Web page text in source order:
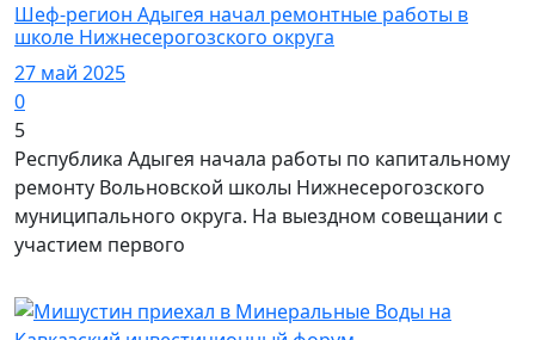
Шеф-регион Адыгея начал ремонтные работы в
школе Нижнесерогозского округа
27 май 2025
0
5
Республика Адыгея начала работы по капитальному
ремонту Вольновской школы Нижнесерогозского
муниципального округа. На выездном совещании с
участием первого